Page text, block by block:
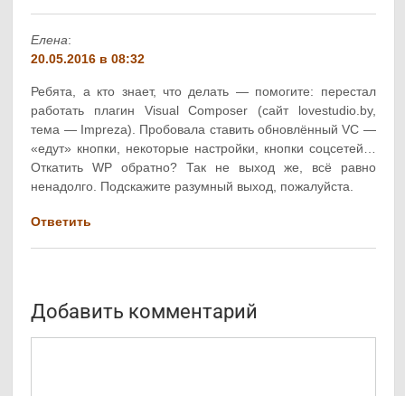
Елена:
20.05.2016 в 08:32
Ребята, а кто знает, что делать — помогите: перестал
работать плагин Visual Composer (сайт lovestudio.by,
тема — Impreza). Пробовала ставить обновлённый VC —
«едут» кнопки, некоторые настройки, кнопки соцсетей…
Откатить WP обратно? Так не выход же, всё равно
ненадолго. Подскажите разумный выход, пожалуйста.
Ответить
Добавить комментарий